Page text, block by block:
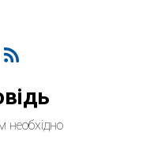
необхідно